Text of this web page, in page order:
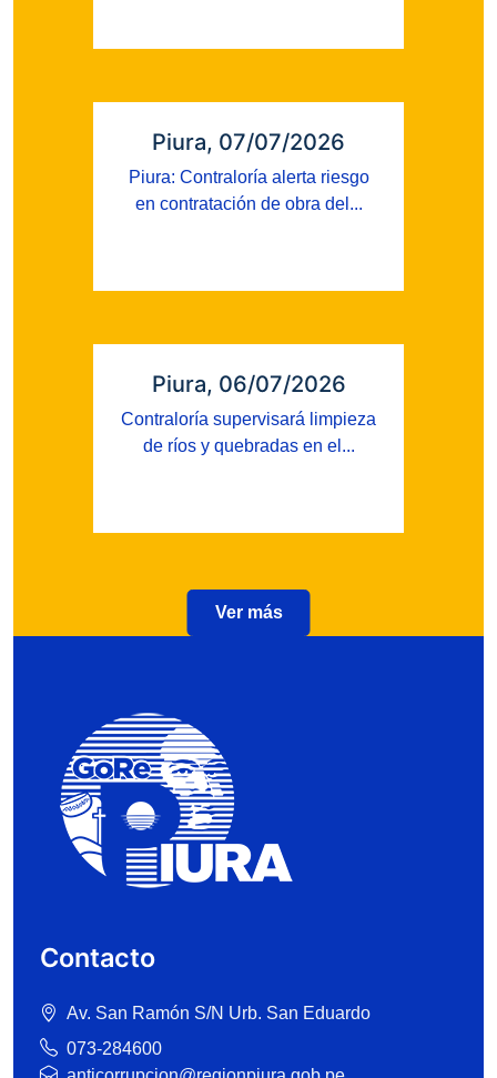
Piura, 07/07/2026
Piura: Contraloría alerta riesgo
en contratación de obra del...
Piura, 06/07/2026
Contraloría supervisará limpieza
de ríos y quebradas en el...
Ver más
Contacto
Av. San Ramón S/N Urb. San Eduardo
073-284600